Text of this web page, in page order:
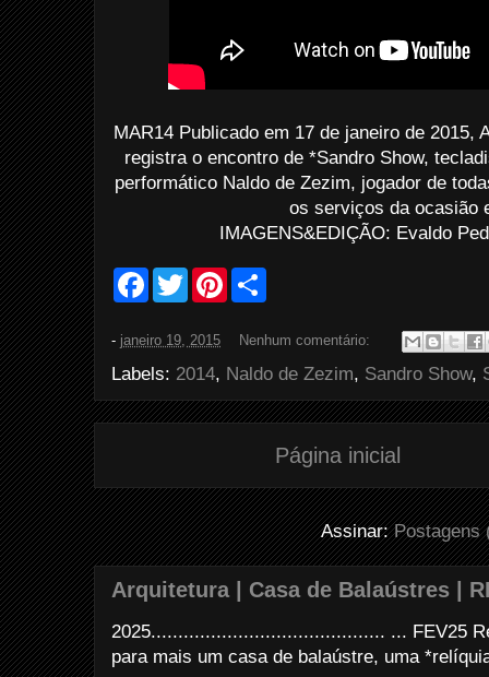
MAR14 Publicado em 17 de janeiro de 2015,
registra o encontro de *Sandro Show,
performático Naldo de Zezim, jogador de
os serviços da ocasião
IMAGENS&EDIÇÃO: Evaldo
F
b
o
k
T
w
t
r
P
e
s
t
e
- janeiro 19, 2015 Nenhum comentário:
Labels: 2014, Naldo de Zezim, Sandro Show,
Página inicial
Assinar:Postagens
Arquitetura | Casa de Balaústres |
2025........................................... ... FEV25
para mais um casa de balaústre, uma